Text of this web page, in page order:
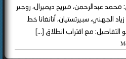
عبدالرحمن، ميريح ديميرال، روجير
الجهني، سبيرتستيان، أتانغانا خط
التفاصيل: مع اقتراب انطلاق […]